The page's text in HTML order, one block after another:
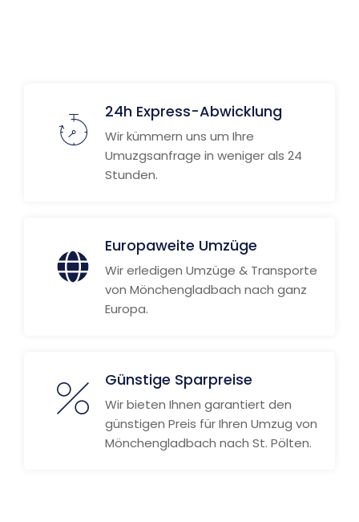
24h Express-Abwicklung
Wir kümmern uns um Ihre
Umuzgsanfrage in weniger als 24
Stunden.
Europaweite Umzüge
Wir erledigen Umzüge & Transporte
von Mönchengladbach nach ganz
Europa.
Günstige Sparpreise
Wir bieten Ihnen garantiert den
günstigen Preis für Ihren Umzug von
Mönchengladbach nach St. Pölten.